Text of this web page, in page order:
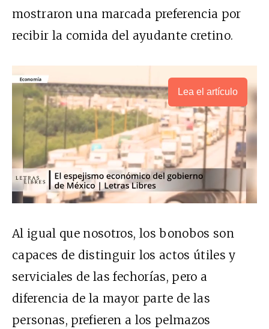
mostraron una marcada preferencia por
recibir la comida del ayudante cretino.
Lea el artículo
Al igual que nosotros, los bonobos son
capaces de distinguir los actos útiles y
serviciales de las fechorías, pero a
diferencia de la mayor parte de las
personas, prefieren a los pelmazos